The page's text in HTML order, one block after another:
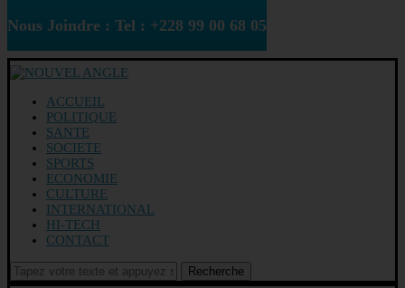
Nous Joindre : Tel : +228 99 00 68 05
ACCUEIL
POLITIQUE
SANTE
SOCIETE
SPORTS
ECONOMIE
CULTURE
INTERNATIONAL
HI-TECH
CONTACT
Recherche